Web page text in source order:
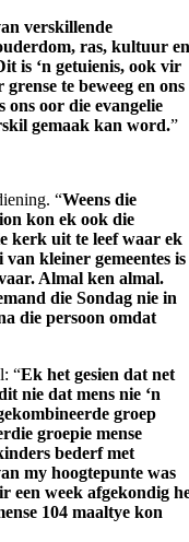
verskillende
ras, kultuur
is ‘n getuienis, ook vir
te beweeg en ons
ons oor die evangelie
gemaak kan word.”
“Weens die
kon ek ook die
kerk uit te leef waar ek
kleiner gemeentes is
Almal ken almal.
die Sondag nie in
die persoon omdat
“Ek het gesien dat net
nie dat mens nie ‘n
groep
groepie mense
bederf met
my hoogtepunte was
een week afgekondig
104 maaltye kon